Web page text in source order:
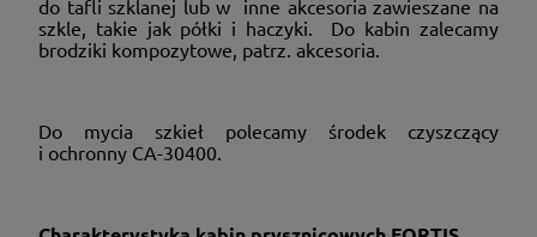
do tafli szklanej lub w inne akcesoria zawieszane na
szkle, takie jak półki i haczyki. Do kabin zalecamy
brodziki kompozytowe, patrz. akcesoria.
Do mycia szkieł polecamy środek czyszczący
i ochronny CA-30400.